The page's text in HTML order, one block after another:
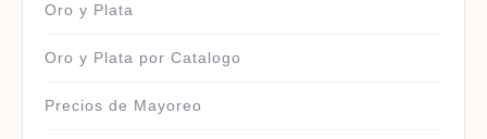
Oro y Plata
Oro y Plata por Catalogo
Precios de Mayoreo